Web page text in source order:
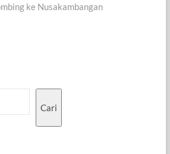
ke Nusakambangan
Cari